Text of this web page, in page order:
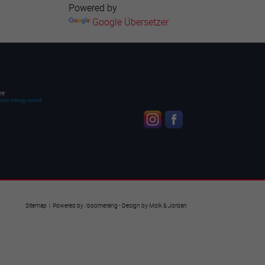
Powered by
Google Übersetzer
Sitemap | Powered by /boomerang - Design by Molk & Jordan